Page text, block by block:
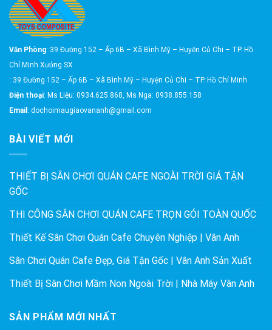
Văn Phòng: 39 Đường 152 – Ấp 6B – Xã Bình Mỹ – Huyện Củ Chi – TP. Hồ
Chí Minh Xưởng SX
: 39 Đường 152 – Ấp 6B – Xã Bình Mỹ – Huyện Củ Chi – TP. Hồ Chí Minh
Điện thoại: Ms Liệu: 0934.625.868, Ms Nga: 0938.855.158
Email : dochoimaugiaovananh@gmail.com
BÀI VIẾT MỚI
THIẾT BỊ SÂN CHƠI QUÁN CAFE NGOÀI TRỜI GIÁ TẬN
GỐC
THI CÔNG SÂN CHƠI QUÁN CAFE TRỌN GÓI TOÀN QUỐC
Thiết Kế Sân Chơi Quán Cafe Chuyên Nghiệp | Vân Anh
Sân Chơi Quán Cafe Đẹp, Giá Tận Gốc | Vân Anh Sản Xuất
Thiết Bị Sân Chơi Mầm Non Ngoài Trời | Nhà Máy Vân Anh
SẢN PHẨM MỚI NHẤT